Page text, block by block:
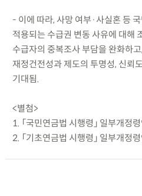
- 이에 따라, 사망 여부·사실혼 등
적용되는 수급권 변동 사유에 대해
수급자의 중복조사 부담을 완화하
재정건전성과 제도의 투명성, 신뢰
기대됨.
<별첨>
1. 「국민연금법 시행령」 일부개정
2. 「기초연금법 시행령」 일부개정